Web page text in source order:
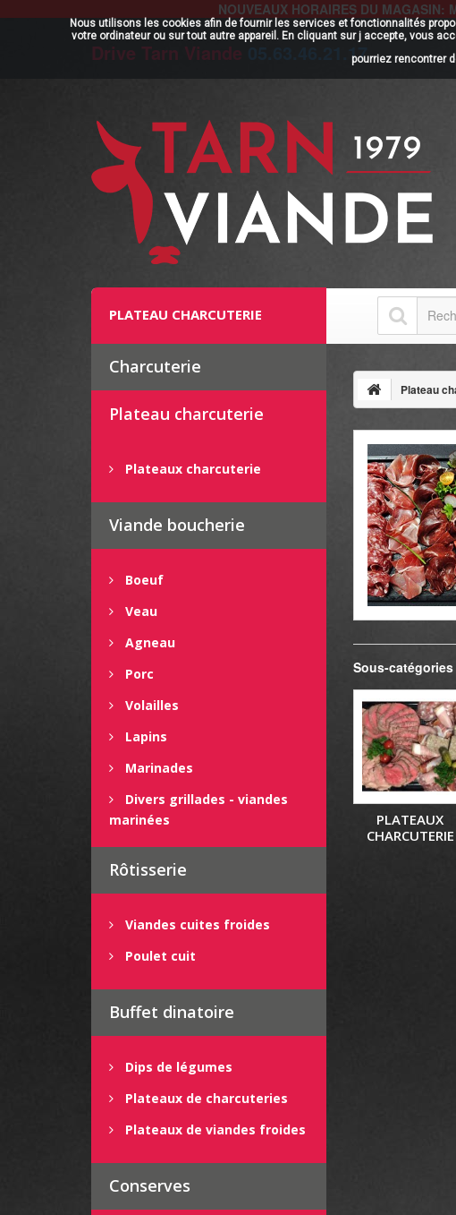
NOUVEAUX HORAIRES DU
Drive Tarn Viande 05.63.46.21.17
Plateau
Sous-catégories
PLATEAUX
CHARCUTERIE
PLATEAU CHARCUTERIE
Charcuterie
Plateau charcuterie
Plateaux charcuterie
Viande boucherie
Boeuf
Veau
Agneau
Porc
Volailles
Lapins
Marinades
Divers grillades - viandes
marinées
Rôtisserie
Viandes cuites froides
Poulet cuit
Buffet dinatoire
Dips de légumes
Plateaux de charcuteries
Plateaux de viandes froides
Conserves
Nous utilisons les cookies afin de fournir les services et fonctionnalités
votre ordinateur ou sur tout autre appareil. En cliquant sur j accepte, vous
pourriez rencontrer